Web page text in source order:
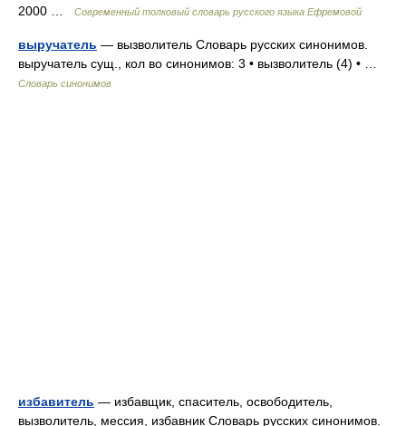
2000 …
Современный толковый словарь русского языка Ефремовой
выручатель — вызволитель Словарь русских синонимов.
выручатель сущ., кол во синонимов: 3 • вызволитель (4) • …
Словарь синонимов
избавитель — избавщик, спаситель, освободитель,
вызволитель, мессия, избавник Словарь русских синонимов.